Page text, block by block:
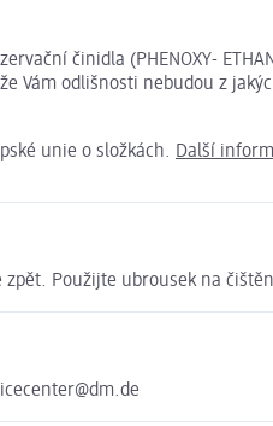
činidla (PHENOXY-
Vám odlišnosti nebudou z
unie o složkách. Další
Použijte ubrousek na